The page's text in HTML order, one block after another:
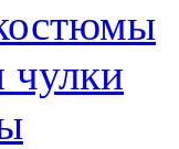
чулки